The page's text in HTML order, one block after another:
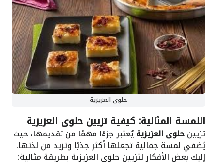
حلوى العزيزية
اللمسة المثالية: كيفية تزيين حلوى العزيزية
تزيينحلوى العزيزيةيُعتبر جزءًا مهمًا من تقديمها، حيث
يُضفي لمسة جمالية تجعلها أكثر جذبًا وتزيد من لذتها.
إليك بعض الأفكار لتزيين حلوى العزيزية بطريقة مثالية: